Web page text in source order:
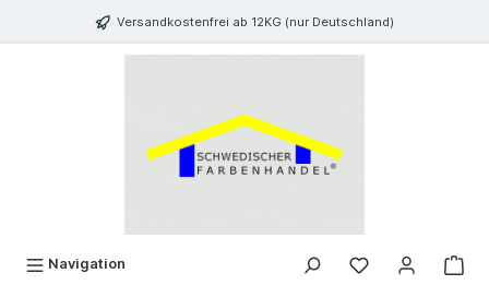
springen Versandkostenfrei ab 12KG (nur Deutschland)
Navigation